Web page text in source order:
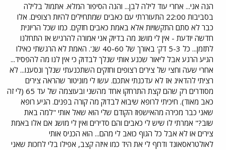
הנה אני... אחרי עוד לילה לבן... והנה הסיפור המלא. אתמול בלילה
בסביבות 22:00 התעוררתי עם כאבים שמתחילים להיות רצופים. אלו
כבר לא סתם התקשויות אלא באמת כאבים חזקים. כמו שכל הריונית
חדשה יודעת - אין לי מושג מה בדיוק אני אמורה להרגיש אז התחלנו
לתזמן... כל 5-3 דק' באורך של 40-60 שנ'. האמת לא הרגשתי כאילו
הגיע הרגע אבל ליאור שכנע אותי שנלך לבדוק כי אין לנו מה להפסיד...
אחרי שעה וחצי של צירים רצופים וחזקים השתכנעתי שנלך ונסענו... לא
רציתי להדאיג אז לא עדכנתי אתכם. עשו לי מוניטור שהראה צירים
מסודרים רק שהם קצת התרחקו אחד מהשני ובעוצמה של עד 65 (לי זה
כאב מאוד). חיכיתי לרופא שיבוא לבדוק מה קורה בפנים. הגיע רופא
שאני כבר מכירה מהאישפוז הקודם שלי הוא שאל אותי "למה באת
שוב?" אמרתי לו שיש לי כאבים והם סדירים ואין לי מושג אם אלו באמת
צירים או לא אבל כל הגוף כואב לי מהם... הוא הכניס אותי
לאולטראסאונד ודחף לי את היד כמו איזה קצב, אפילו בלי לחכות שאני